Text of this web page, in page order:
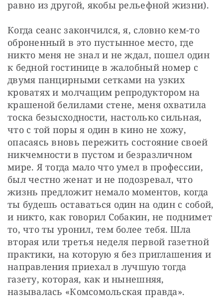
равно из другой, якобы рельефной жизни).
Когда сеанс закончился, я, словно кем-то
оброненный в это пустынное место, где
никто меня не знал и не ждал, пошел один
к бедной гостинице в жалобный номер с
двумя панцирными сетками на узких
кроватях и молчащим репродуктором на
крашеной белилами стене, меня охватила
тоска безысходности, настолько сильная,
что с той поры я один в кино не хожу,
опасаясь вновь пережить состояние своей
никчемности в пустом и безразличном
мире. Я тогда мало что умел в профессии,
был честно женат и не подозревал, что
жизнь предложит немало моментов, когда
ты будешь оставаться один на один с собой,
и никто, как говорил Собакин, не поднимет
то, что ты уронил, тем более тебя. Шла
вторая или третья неделя первой газетной
практики, на которую я без приглашения и
направления приехал в лучшую тогда
газету, которая, как и нынешняя,
называлась «Комсомольская правда».